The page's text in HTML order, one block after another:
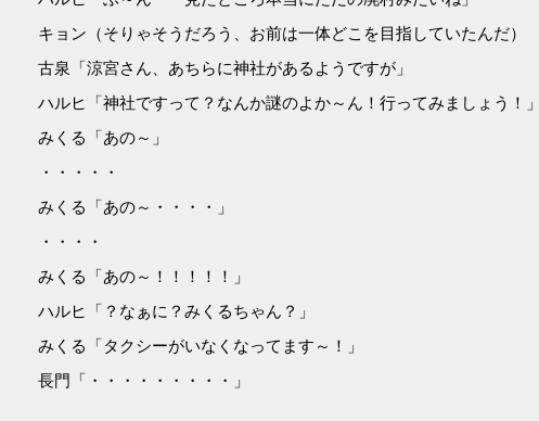
キョン（そりゃそうだろう、お前は一体どこを目指していたんだ）
古泉「涼宮さん、あちらに神社があるようですが」
ハルヒ「神社ですって？なんか謎のよか～ん！行ってみましょう！」
みくる「あの～」
・・・・・
みくる「あの～・・・・」
・・・・
みくる「あの～！！！！！」
ハルヒ「？なぁに？みくるちゃん？」
みくる「タクシーがいなくなってます～！」
長門「・・・・・・・・・」